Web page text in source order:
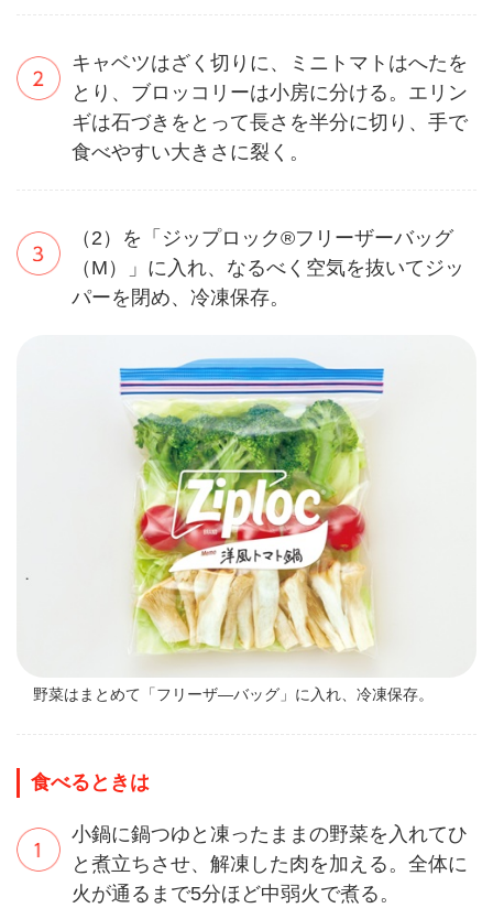
キャベツはざく切りに、ミニトマトはへたを
とり、ブロッコリーは小房に分ける。エリン
ギは石づきをとって長さを半分に切り、手で
食べやすい大きさに裂く。
（2）を「ジップロック®フリーザーバッグ
（M）」に入れ、なるべく空気を抜いてジッ
パーを閉め、冷凍保存。
野菜はまとめて「フリーザ―バッグ」に入れ、冷凍保存。
食べるときは
小鍋に鍋つゆと凍ったままの野菜を入れてひ
と煮立ちさせ、解凍した肉を加える。全体に
火が通るまで5分ほど中弱火で煮る。